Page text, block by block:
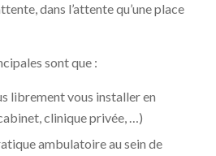
dans l’attente qu’une place
sont que :
librement vous installer en
clinique privée, …)
ambulatoire au sein de